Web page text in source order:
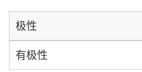
极性
有极性